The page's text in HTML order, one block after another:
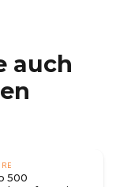
auch
500